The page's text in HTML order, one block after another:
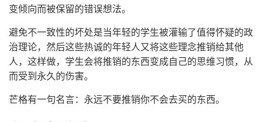
变倾向而被保留的错误想法。
避免不一致性的坏处是当年轻的学生被灌输了值得怀疑的政
治理论，然后这些热诚的年轻人又将这些理念推销给其他
人，这样做，学生会将推销的东西变成自己的思维习惯，从
而受到永久的伤害。
芒格有一句名言：永远不要推销你不会去买的东西。